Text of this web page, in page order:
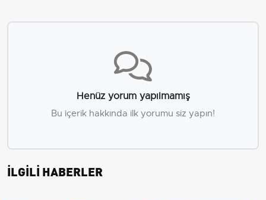
Henüz yorum yapılmamış
Bu içerik hakkında ilk yorumu siz yapın!
İLGİLİ HABERLER